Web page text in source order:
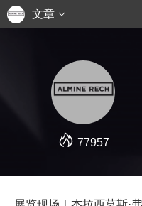
文章
77957